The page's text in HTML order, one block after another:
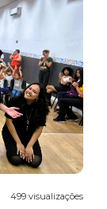
499 visualizações